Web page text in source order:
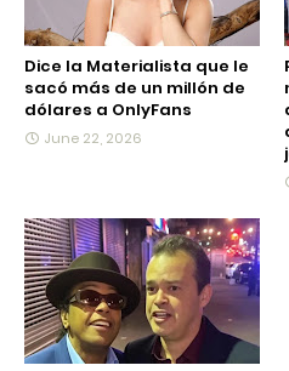
Dice la Materialista que le
sacó más de un millón de
dólares a OnlyFans
June 22, 2026